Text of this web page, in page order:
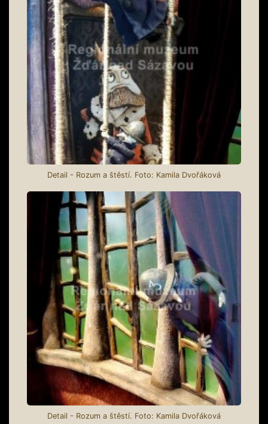
Detail - Rozum a štěstí. Foto: Kamila Dvořáková
Detail - Rozum a štěstí. Foto: Kamila Dvořáková